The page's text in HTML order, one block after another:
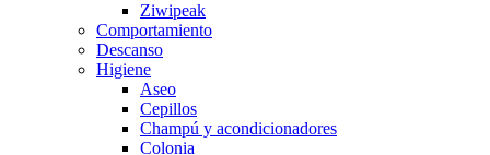
Ziwipeak
Comportamiento
Descanso
Higiene
Aseo
Cepillos
Champú y acondicionadores
Colonia